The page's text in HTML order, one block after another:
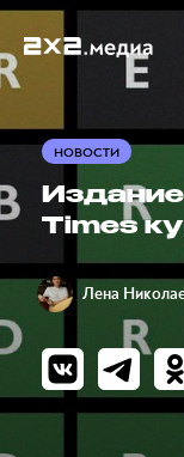
НОВОСТИ
Издание
Times
Лена